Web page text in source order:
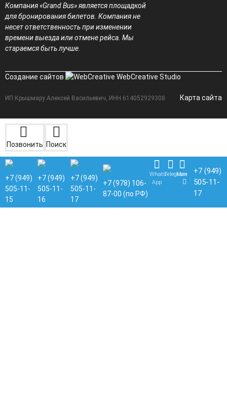
Компания «Grand Bus» является площадкой
для бронирования билетов. Компания не
несет ответственность при изменении
времени выезда или отмене рейса. Мы
стараемся быть лучше.
Создание сайтов WebCreative Studio
ИП Крышмару Алексей Васильевич, ИНН 614052929308 Карта сайта
Позвонить Поиск
+7 (949)
505-11-
15
+7 (949)
505-11-
16
+7 (949)
505-11-
17
+7 (978) 106-
87-00 (по РФ)
Whats
App
Telegram
Max
+7 (949)
505-11-
17